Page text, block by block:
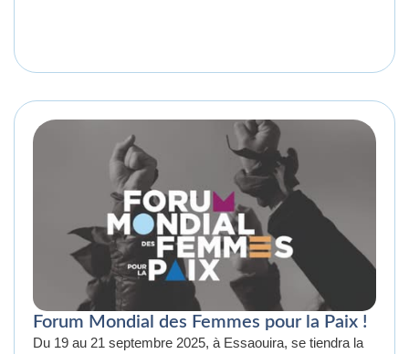
Forum Mondial des Femmes pour la Paix !
Du 19 au 21 septembre 2025, à Essaouira, se tiendra la